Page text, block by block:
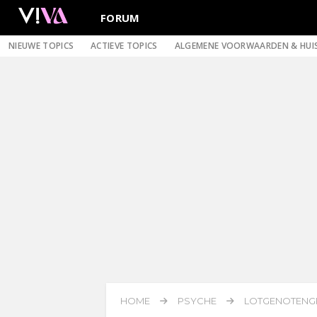
FORUM
NIEUWE TOPICS ACTIEVE TOPICS ALGEMENE VOORWAARDEN &
HOME PSYCHE